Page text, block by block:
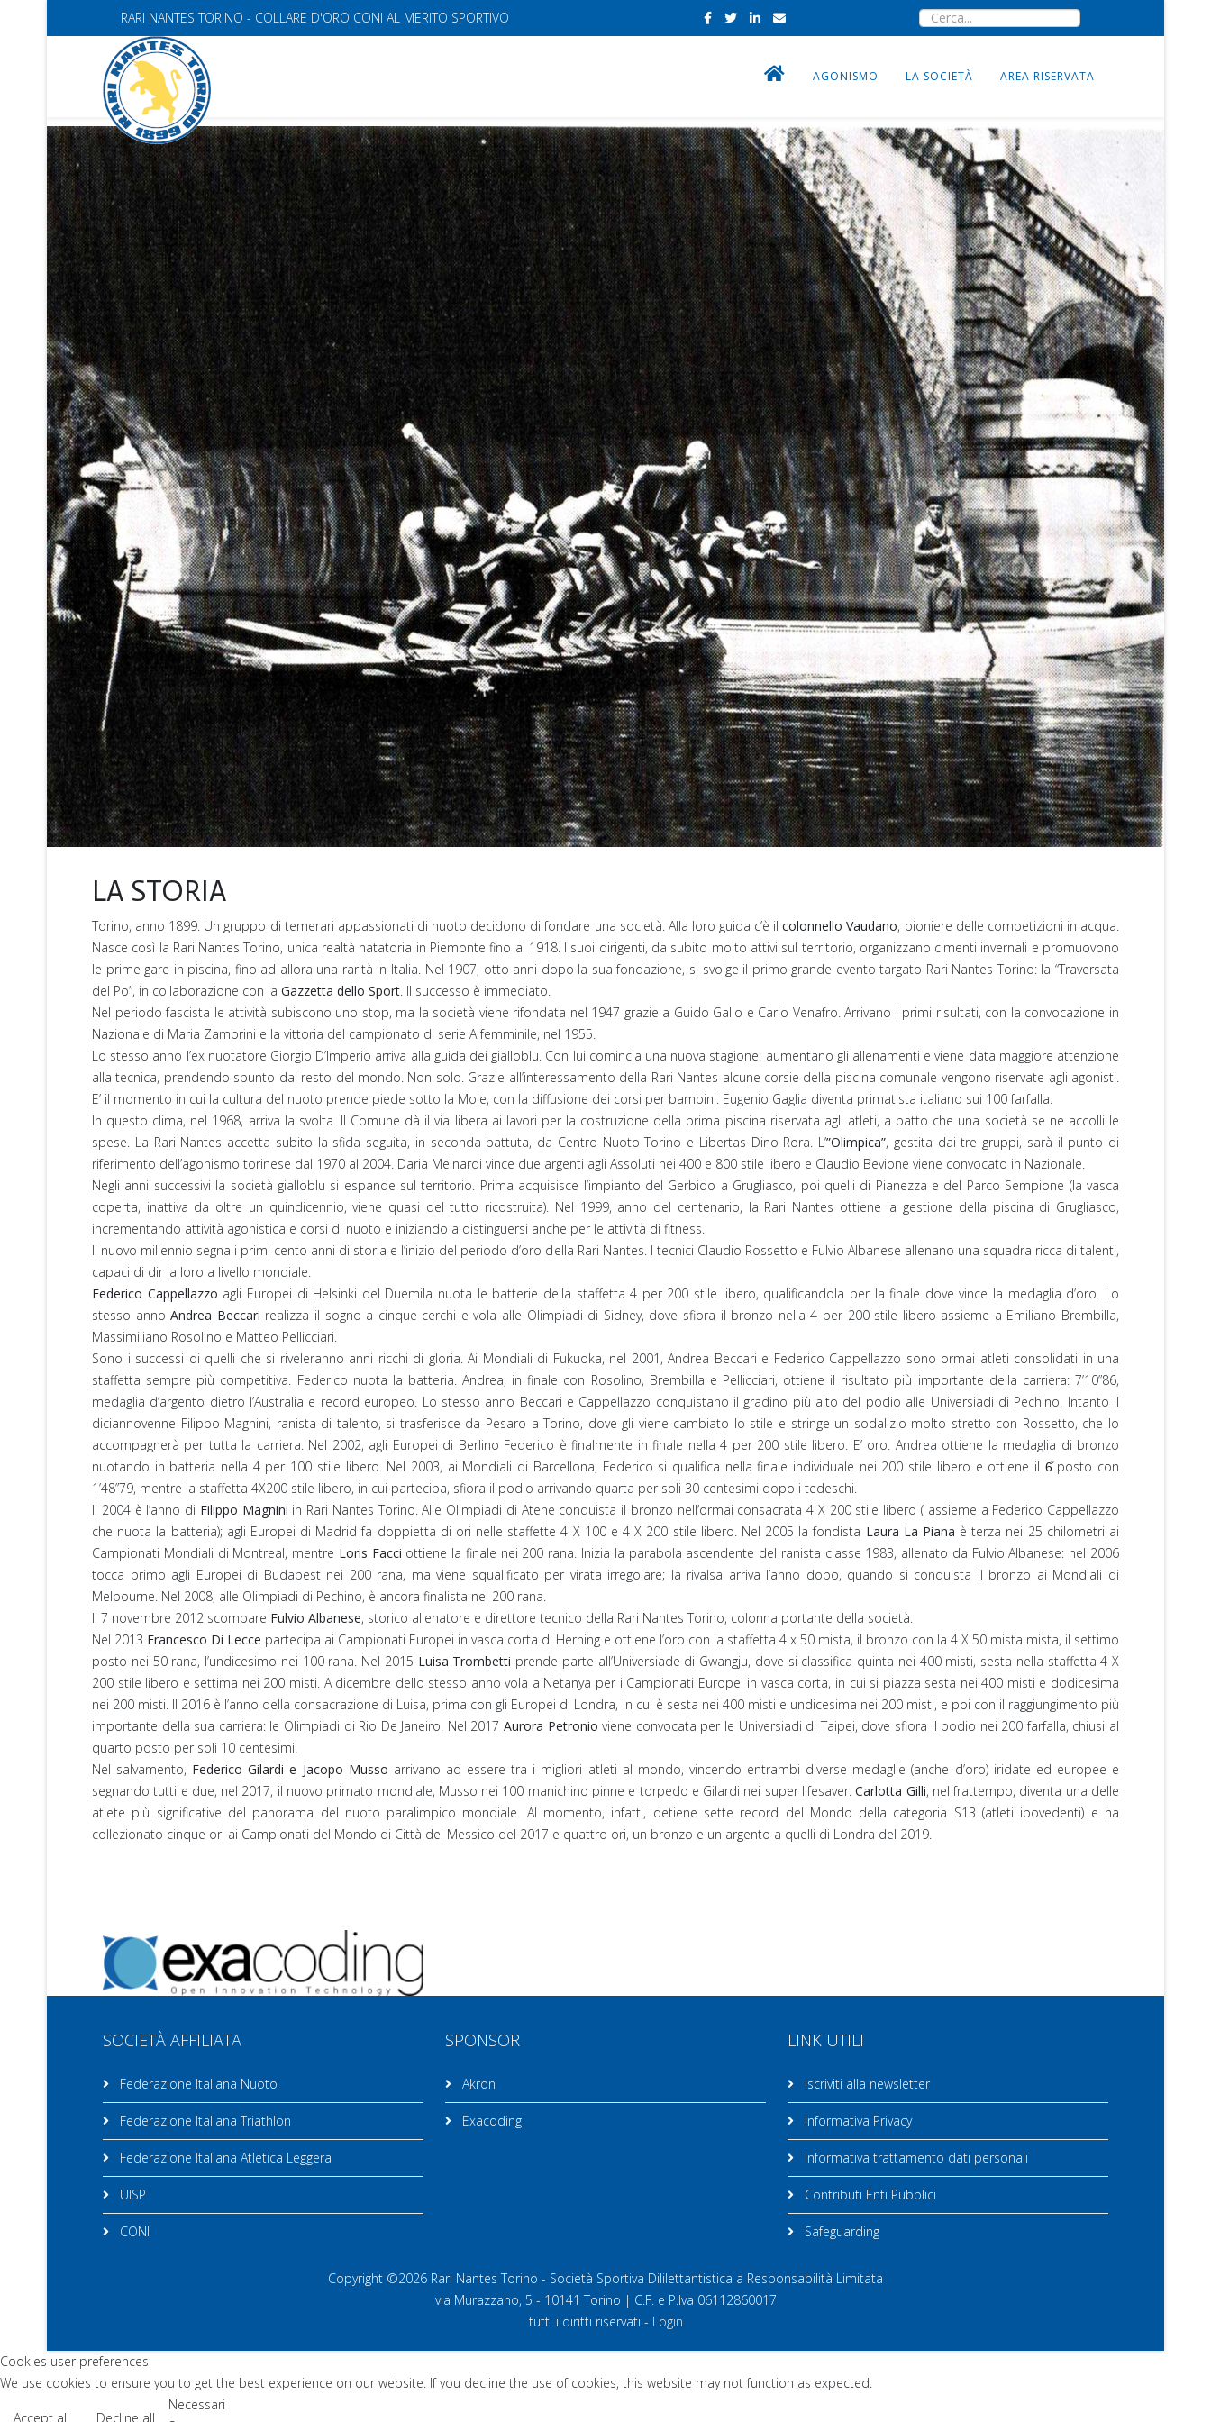
RARI NANTES TORINO - COLLARE D'ORO CONI AL MERITO SPORTIVO
AGONISMO LA SOCIETÀ AREA RISERVATA
LA STORIA
Torino, anno 1899. Un gruppo di temerari appassionati di nuoto decidono di fondare una società. Alla loro guida c’è ilcolonnello Vaudano, pioniere delle competizioni in acqua.
Nasce così la Rari Nantes Torino, unica realtà natatoria in Piemonte fino al 1918. I suoi dirigenti, da subito molto attivi sul territorio, organizzano cimenti invernali e promuovono
le prime gare in piscina, fino ad allora una rarità in Italia. Nel 1907, otto anni dopo la sua fondazione, si svolge il primo grande evento targato Rari Nantes Torino: la “Traversata
del Po”, in collaborazione con la Gazzetta dello Sport . Il successo è immediato.
Nel periodo fascista le attività subiscono uno stop, ma la società viene rifondata nel 1947 grazie a Guido Gallo e Carlo Venafro. Arrivano i primi risultati, con la convocazione in
Nazionale di Maria Zambrini e la vittoria del campionato di serie A femminile, nel 1955.
Lo stesso anno l’ex nuotatore Giorgio D’Imperio arriva alla guida dei gialloblu. Con lui comincia una nuova stagione: aumentano gli allenamenti e viene data maggiore attenzione
alla tecnica, prendendo spunto dal resto del mondo. Non solo. Grazie all’interessamento della Rari Nantes alcune corsie della piscina comunale vengono riservate agli agonisti.
E’ il momento in cui la cultura del nuoto prende piede sotto la Mole, con la diffusione dei corsi per bambini. Eugenio Gaglia diventa primatista italiano sui 100 farfalla.
In questo clima, nel 1968, arriva la svolta. Il Comune dà il via libera ai lavori per la costruzione della prima piscina riservata agli atleti, a patto che una società se ne accolli le
spese. La Rari Nantes accetta subito la sfida seguita, in seconda battuta, da Centro Nuoto Torino e Libertas Dino Rora. L’”Olimpica”, gestita dai tre gruppi, sarà il punto di
riferimento dell’agonismo torinese dal 1970 al 2004. Daria Meinardi vince due argenti agli Assoluti nei 400 e 800 stile libero e Claudio Bevione viene convocato in Nazionale.
Negli anni successivi la società gialloblu si espande sul territorio. Prima acquisisce l’impianto del Gerbido a Grugliasco, poi quelli di Pianezza e del Parco Sempione (la vasca
coperta, inattiva da oltre un quindicennio, viene quasi del tutto ricostruita). Nel 1999, anno del centenario, la Rari Nantes ottiene la gestione della piscina di Grugliasco,
incrementando attività agonistica e corsi di nuoto e iniziando a distinguersi anche per le attività di fitness.
Il nuovo millennio segna i primi cento anni di storia e l’inizio del periodo d’oro della Rari Nantes. I tecnici Claudio Rossetto e Fulvio Albanese allenano una squadra ricca di talenti,
capaci di dir la loro a livello mondiale.
Federico Cappellazzo agli Europei di Helsinki del Duemila nuota le batterie della staffetta 4 per 200 stile libero, qualificandola per la finale dove vince la medaglia d’oro. Lo
stesso annoAndrea Beccari realizza il sogno a cinque cerchi e vola alle Olimpiadi di Sidney, dove sfiora il bronzo nella 4 per 200 stile libero assieme a Emiliano Brembilla,
Massimiliano Rosolino e Matteo Pellicciari.
Sono i successi di quelli che si riveleranno anni ricchi di gloria. Ai Mondiali di Fukuoka, nel 2001, Andrea Beccari e Federico Cappellazzo sono ormai atleti consolidati in una
staffetta sempre più competitiva. Federico nuota la batteria. Andrea, in finale con Rosolino, Brembilla e Pellicciari, ottiene il risultato più importante della carriera: 7’10”86,
medaglia d’argento dietro l’Australia e record europeo. Lo stesso anno Beccari e Cappellazzo conquistano il gradino più alto del podio alle Universiadi di Pechino. Intanto il
diciannovenne Filippo Magnini, ranista di talento, si trasferisce da Pesaro a Torino, dove gli viene cambiato lo stile e stringe un sodalizio molto stretto con Rossetto, che lo
accompagnerà per tutta la carriera. Nel 2002, agli Europei di Berlino Federico è finalmente in finale nella 4 per 200 stile libero. E’ oro. Andrea ottiene la medaglia di bronzo
nuotando in batteria nella 4 per 100 stile libero. Nel 2003, ai Mondiali di Barcellona, Federico si qualifica nella finale individuale nei 200 stile libero e ottiene il 6̊ posto con
1’48”79, mentre la staffetta 4X200 stile libero, in cui partecipa, sfiora il podio arrivando quarta per soli 30 centesimi dopo i tedeschi.
Il 2004 è l’anno di Filippo Magnini in Rari Nantes Torino. Alle Olimpiadi di Atene conquista il bronzo nell’ormai consacrata 4 X 200 stile libero ( assieme a Federico Cappellazzo
che nuota la batteria); agli Europei di Madrid fa doppietta di ori nelle staffette 4 X 100 e 4 X 200 stile libero. Nel 2005 la fondista Laura La Piana è terza nei 25 chilometri ai
Campionati Mondiali di Montreal, mentre Loris Facci ottiene la finale nei 200 rana. Inizia la parabola ascendente del ranista classe 1983, allenato da Fulvio Albanese: nel 2006
tocca primo agli Europei di Budapest nei 200 rana, ma viene squalificato per virata irregolare; la rivalsa arriva l’anno dopo, quando si conquista il bronzo ai Mondiali di
Melbourne. Nel 2008, alle Olimpiadi di Pechino, è ancora finalista nei 200 rana.
Il 7 novembre 2012 scompare Fulvio Albanese, storico allenatore e direttore tecnico della Rari Nantes Torino, colonna portante della società.
Nel 2013 Francesco Di Lecce partecipa ai Campionati Europei in vasca corta di Herning e ottiene l’oro con la staffetta 4 x 50 mista, il bronzo con la 4 X 50 mista mista, il settimo
posto nei 50 rana, l’undicesimo nei 100 rana. Nel 2015 Luisa Trombetti prende parte all’Universiade di Gwangju, dove si classifica quinta nei 400 misti, sesta nella staffetta 4 X
200 stile libero e settima nei 200 misti. A dicembre dello stesso anno vola a Netanya per i Campionati Europei in vasca corta, in cui si piazza sesta nei 400 misti e dodicesima
nei 200 misti. Il 2016 è l’anno della consacrazione di Luisa, prima con gli Europei di Londra, in cui è sesta nei 400 misti e undicesima nei 200 misti, e poi con il raggiungimento più
importante della sua carriera: le Olimpiadi di Rio De Janeiro. Nel 2017Aurora Petronio viene convocata per le Universiadi di Taipei, dove sfiora il podio nei 200 farfalla, chiusi al
quarto posto per soli 10 centesimi.
Nel salvamento, Federico Gilardi e Jacopo Musso arrivano ad essere tra i migliori atleti al mondo, vincendo entrambi diverse medaglie (anche d’oro) iridate ed europee e
segnando tutti e due, nel 2017, il nuovo primato mondiale, Musso nei 100 manichino pinne e torpedo e Gilardi nei super lifesaver.Carlotta Gilli, nel frattempo, diventa una delle
atlete più significative del panorama del nuoto paralimpico mondiale. Al momento, infatti, detiene sette record del Mondo della categoria S13 (atleti ipovedenti) e ha
collezionato cinque ori ai Campionati del Mondo di Città del Messico del 2017 e quattro ori, un bronzo e un argento a quelli di Londra del 2019.
SOCIETÀ AFFILIATA
Federazione Italiana Nuoto
Federazione Italiana Triathlon
Federazione Italiana Atletica Leggera
UISP
CONI
SPONSOR
Akron
Exacoding
LINK UTILI
Iscriviti alla newsletter
Informativa Privacy
Informativa trattamento dati personali
Contributi Enti Pubblici
Safeguarding
Copyright ©2026 Rari Nantes Torino - Società Sportiva Dililettantistica a Responsabilità Limitata
via Murazzano, 5 - 10141 Torino | C.F. e P.Iva 06112860017
tutti i diritti riservati - Login
Cookies user preferences
We use cookies to ensure you to get the best experience on our website. If you decline the use of cookies, this website may not function as expected.
Accept all Decline all
Necessari